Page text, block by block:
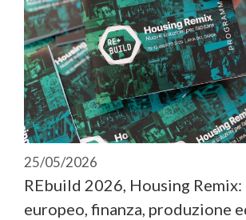
25/05/2026
REbuild 2026, Housing Remix:
europeo, finanza, produzione